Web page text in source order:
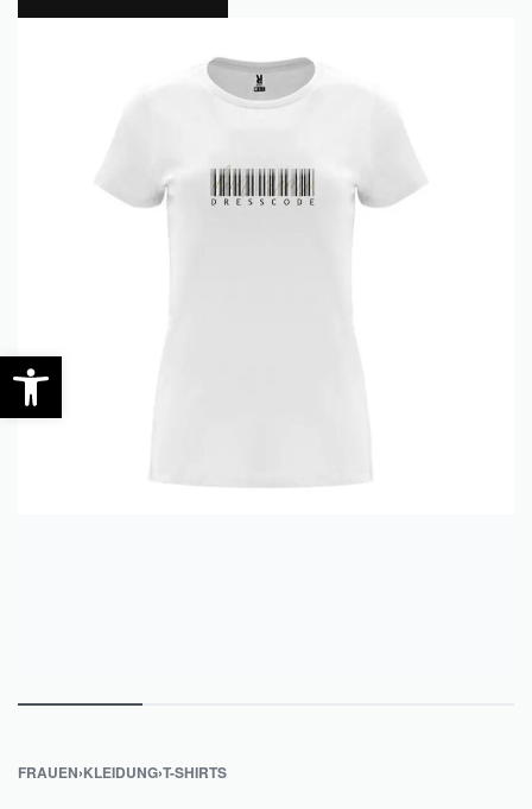
FRAUEN›KLEIDUNG›T-SHIRTS
Werkzeugleiste öffnen